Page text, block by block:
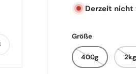
Derzeit nicht
Größe
400g 2kg